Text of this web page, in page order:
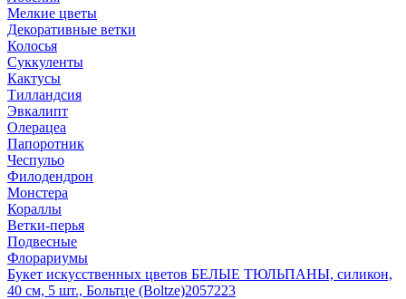
Мелкие цветы
Декоративные ветки
Колосья
Суккуленты
Кактусы
Тилландсия
Эвкалипт
Олерацеа
Папоротник
Чеспульо
Филодендрон
Монстера
Кораллы
Ветки-перья
Подвесные
Флорариумы
Букет искусственных цветов БЕЛЫЕ ТЮЛЬПАНЫ, силикон,
40 см, 5 шт., Больтце (Boltze)2057223